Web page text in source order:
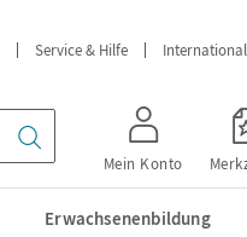
Service & Hilfe International
Mein Konto
Erwachsenenbildung